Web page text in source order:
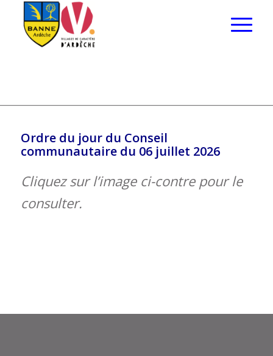
Ordre du jour du Conseil
communautaire du 06 juillet 2026
Cliquez sur l’image ci-contre pour le
consulter.